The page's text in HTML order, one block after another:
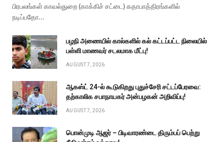
பிரபலங்கள் காவல்துறை (காக்கிச் சட்டை) கதாபாத்திரங்களில்
நடிப்பதோ…
பழநி அணையில் கால்களில் கல் கட்டப்பட்ட நிலையில்
பள்ளி மாணவர் சடலமாக மீட்பு!
AUGUST 7, 2026
ஆகஸ்ட் 24-ல் கூடுகிறது புதுச்சேரி சட்டப்பேரவை:
தற்காலிக சபாநாயகர் அன்பழகன் அறிவிப்பு!
AUGUST 7, 2026
பொன்முடி ஆஜர் – பிடிவாரண்டை திரும்பப் பெற்று